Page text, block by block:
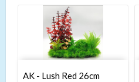
AK - Lush Red 26cm